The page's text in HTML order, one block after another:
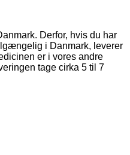
Derfor, hvis du har
i Danmark, leverer
er i vores andre
tage cirka 5 til 7